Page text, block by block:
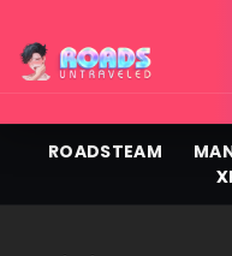
ROADSTEAM